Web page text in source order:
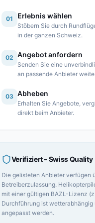
01 Erlebnis wählen
Stöbern Sie durch
in der ganzen Schweiz.
02 Angebot anfordern
Senden Sie eine
an passende Anbieter
03 Abheben
Erhalten Sie Angebote,
direkt beim Anbieter.
Verifiziert– Swiss Quality
Die gelisteten Anbieter verfügen
Betreiberzulassung.
mit einer gültigen BAZL-Lizenz
Durchführung ist
angepasst werden.